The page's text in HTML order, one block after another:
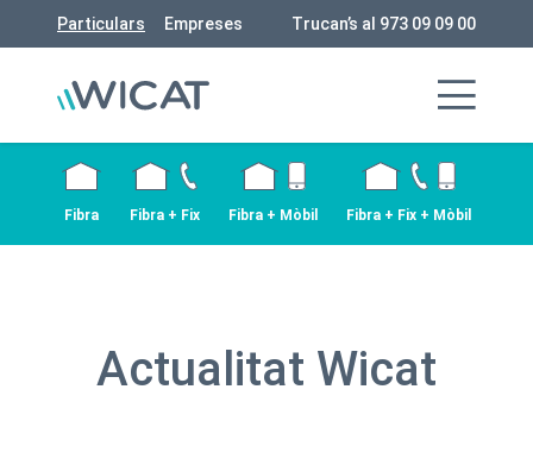
Particulars Empreses Trucan’s al 973 09 09 00
Fibra Fibra + Fix Fibra + Mòbil Fibra + Fix + Mòbil
Actualitat Wicat